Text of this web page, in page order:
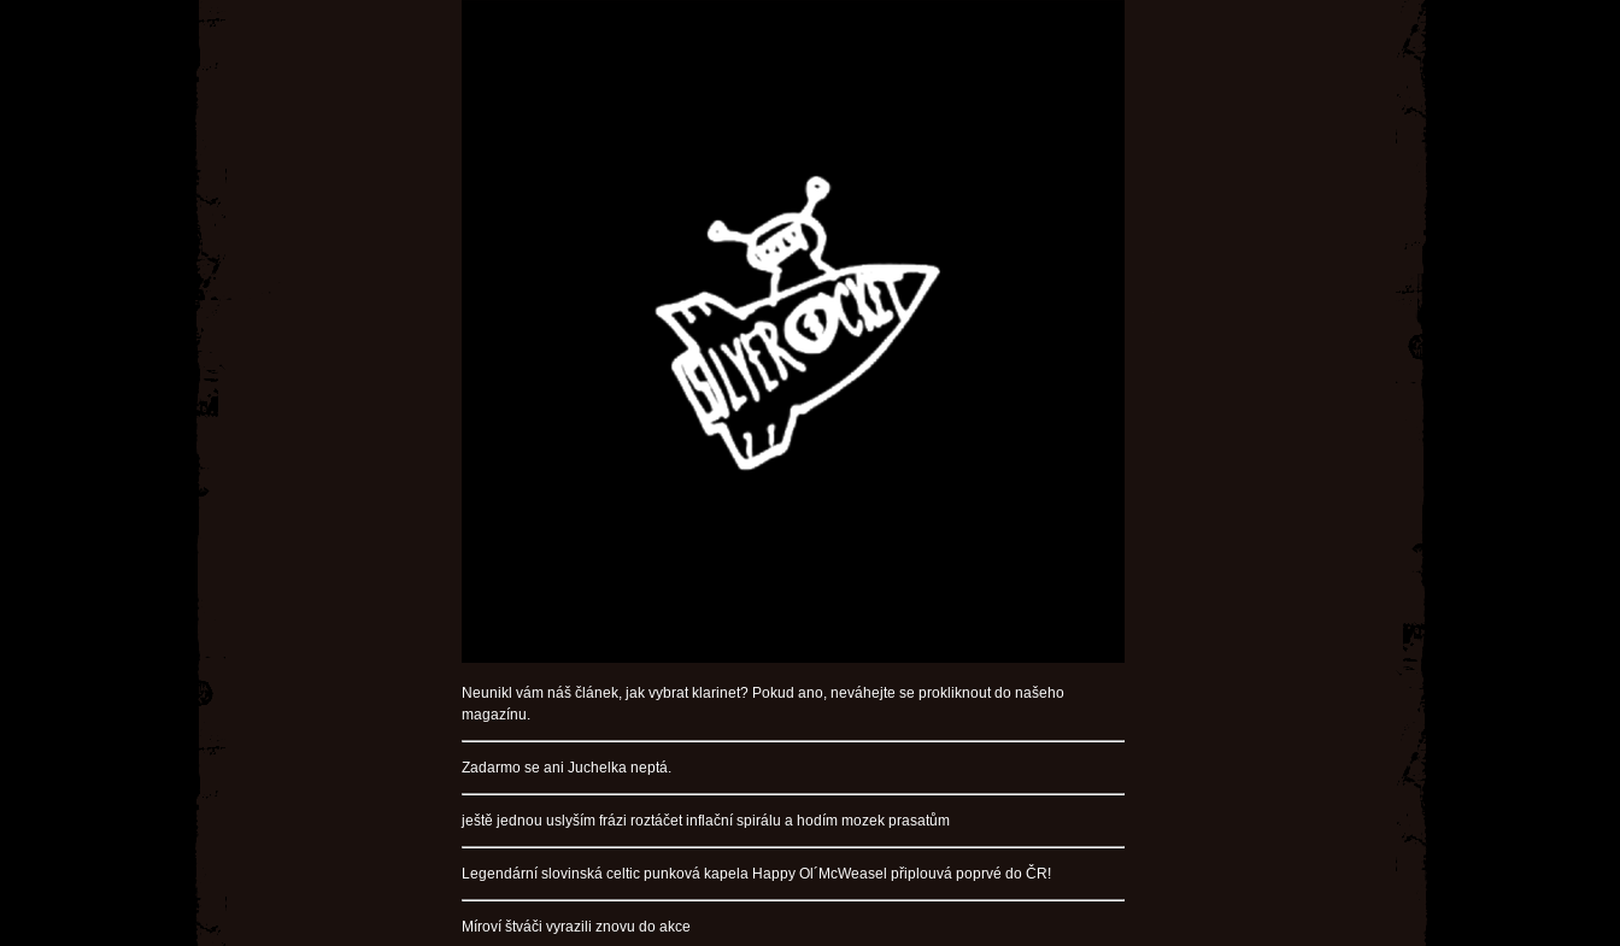
Neunikl vám náš článek, jak vybrat klarinet? Pokud ano, neváhejte se prokliknout do našeho
magazínu.
Zadarmo se ani Juchelka neptá.
ještě jednou uslyším frázi roztáčet inflační spirálu a hodím mozek prasatům
Legendární slovinská celtic punková kapela Happy Ol´McWeasel připlouvá poprvé do ČR!
Míroví štváči vyrazili znovu do akce